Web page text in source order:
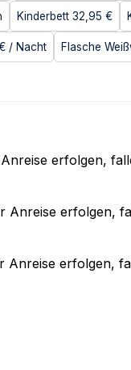
Kinderbett 32,95 €
/ Nacht Flasche
erfolgen,
Anreise erfolgen,
Anreise erfolgen,